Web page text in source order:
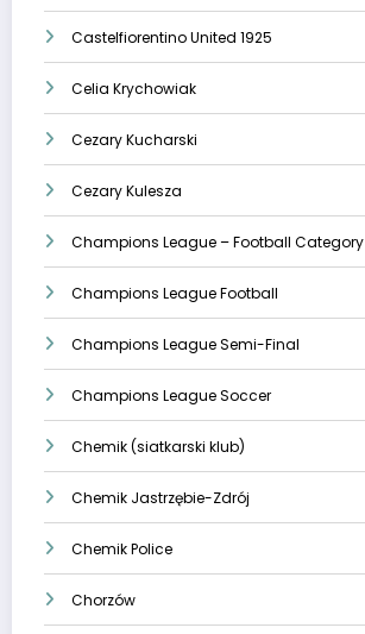
Castelfiorentino United 1925
Celia Krychowiak
Cezary Kucharski
Cezary Kulesza
Champions League – Football Category
Champions League Football
Champions League Semi-Final
Champions League Soccer
Chemik (siatkarski klub)
Chemik Jastrzębie-Zdrój
Chemik Police
Chorzów